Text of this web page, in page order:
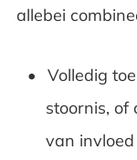
allebei
Volledig
stoornis,
van